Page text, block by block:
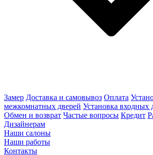
Замер Доставка и самовывоз Оплата
межкомнатных дверей Установка входных
Обмен и возврат Частые вопросы Кредит
Дизайнерам
Наши салоны
Наши работы
Контакты